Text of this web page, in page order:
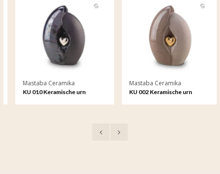
Mastaba Ceramika
KU 010 Keramische urn
Mastaba Ceramika
KU 002 Keramische urn